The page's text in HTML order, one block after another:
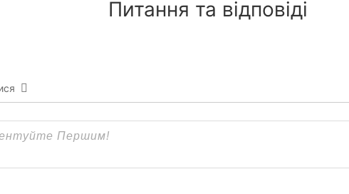
Питання та відповіді